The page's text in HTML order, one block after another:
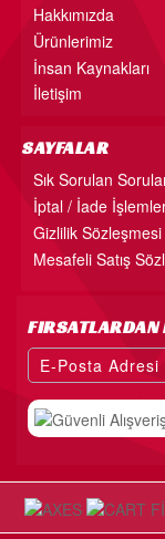
Hakkımızda
Ürünlerimiz
İnsan Kaynakları
İletişim
SAYFALAR
Sık Sorulan
İptal / İade
Gizlilik Sözleşmesi
Mesafeli Satış
FIRSATLARDAN